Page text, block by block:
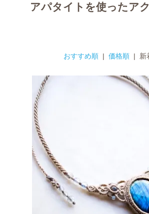
アパタイトを使ったア
おすすめ順 | 価格順 | 新